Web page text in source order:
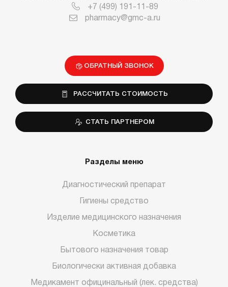
+7 (499) 191-11-89
pharmacy@gmc-a.ru
ОБРАТНЫЙ ЗВОНОК
РАССЧИТАТЬ СТОИМОСТЬ
СТАТЬ ПАРТНЕРОМ
Разделы меню
Диагностический препарат
Гигиены средство
Изделие медицинского назначения
Косметика
Бытового назначения товар
Биологически активная добавка
Медикамент официнальный (лек. средства)